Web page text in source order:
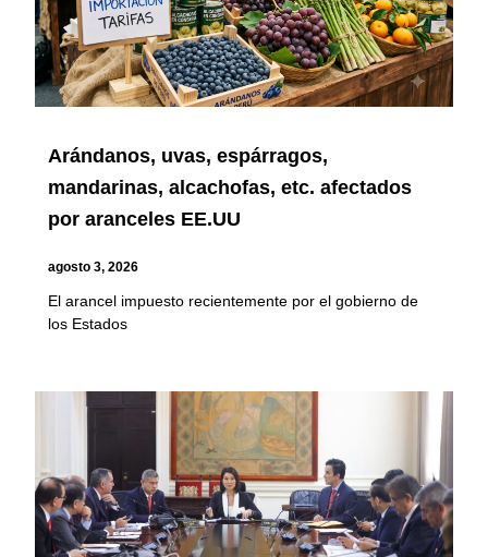
Arándanos, uvas, espárragos,
mandarinas, alcachofas, etc. afectados
por aranceles EE.UU
agosto 3, 2026
El arancel impuesto recientemente por el gobierno de
los Estados